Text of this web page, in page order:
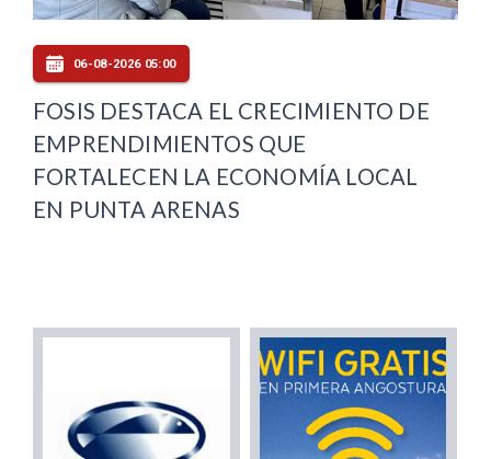
06-08-2026 05:00
FOSIS DESTACA EL CRECIMIENTO DE
EMPRENDIMIENTOS QUE
FORTALECEN LA ECONOMÍA LOCAL
EN PUNTA ARENAS